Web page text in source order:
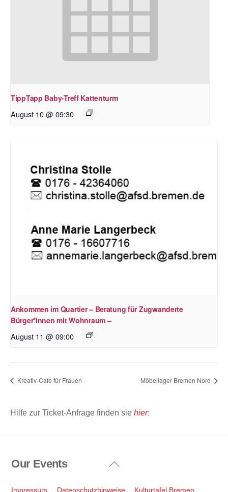
TippTapp Baby-Treff Kattenturm
August 10 @ 09:30
Ankommen im Quartier – Beratung für Zugwanderte
Bürger*innen mit Wohnraum –
August 11 @ 09:00
Kreativ-Cafe für Frauen Möbellager Bremen Nord
Hilfe zur Ticket-Anfrage finden sie hier:
Back
Top
Our Events
Impressum Datenschutzhinweise Kulturtafel Bremen